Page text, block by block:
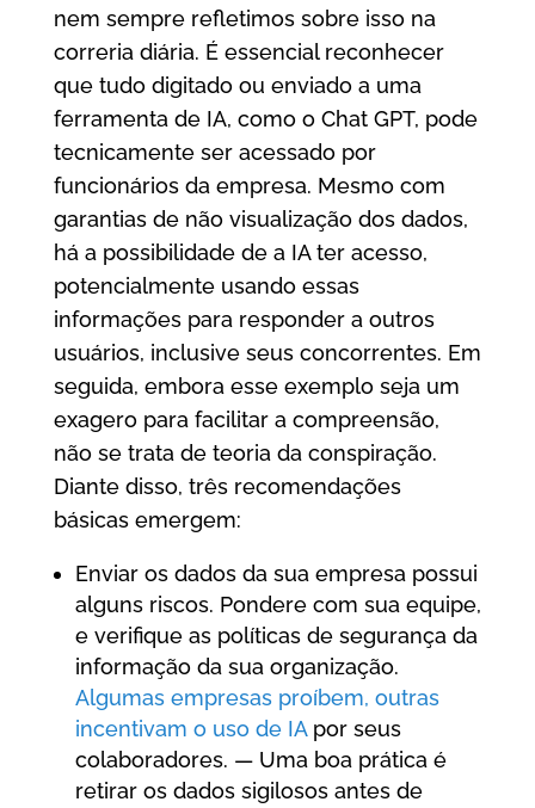
nem sempre refletimos sobre isso na
correria diária. É essencial reconhecer
que tudo digitado ou enviado a uma
ferramenta de IA, como o Chat GPT, pode
tecnicamente ser acessado por
funcionários da empresa. Mesmo com
garantias de não visualização dos dados,
há a possibilidade de a IA ter acesso,
potencialmente usando essas
informações para responder a outros
usuários, inclusive seus concorrentes. Em
seguida, embora esse exemplo seja um
exagero para facilitar a compreensão,
não se trata de teoria da conspiração.
Diante disso, três recomendações
básicas emergem:
Enviar os dados da sua empresa possui
alguns riscos. Pondere com sua equipe,
e verifique as políticas de segurança da
informação da sua organização.
Algumas empresas proíbem, outras
incentivam o uso de IApor seus
colaboradores. — Uma boa prática é
retirar os dados sigilosos antes de